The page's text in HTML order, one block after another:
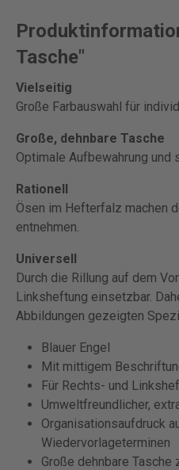
Tasche"
Vielseitig
Große Farbauswahl für
Große, dehnbare Tasche
Optimale Aufbewahrung
Rationell
Ösen im Hefterfalz machen
entnehmen.
Universell
Durch die Rillung auf dem
Linksheftung einsetzbar.
Abbildungen gezeigten
Blauer Engel
Mit mittigem
Für Rechts- und
Umweltfreundlicher,
Organisationsaufdruck
Wiedervorlageterminen
Große dehnbare